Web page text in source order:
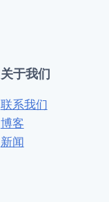
关于我们
联系我们
博客
新闻